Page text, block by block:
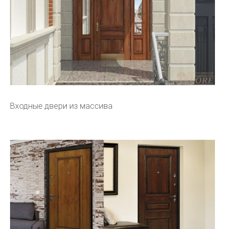
Входные двери из массива